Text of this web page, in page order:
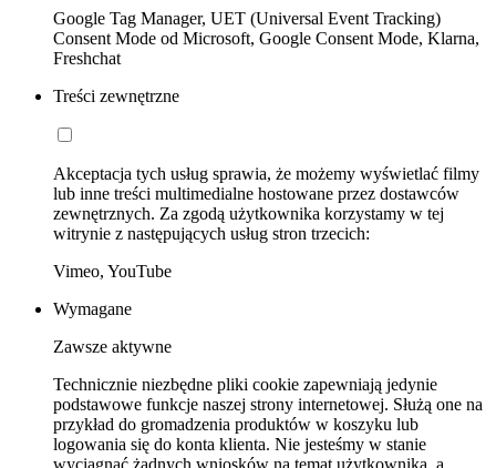
Google Tag Manager, UET (Universal Event Tracking)
Consent Mode od Microsoft, Google Consent Mode, Klarna,
Freshchat
Treści zewnętrzne
Akceptacja tych usług sprawia, że możemy wyświetlać filmy
lub inne treści multimedialne hostowane przez dostawców
zewnętrznych. Za zgodą użytkownika korzystamy w tej
witrynie z następujących usług stron trzecich:
Vimeo, YouTube
Wymagane
Zawsze aktywne
Technicznie niezbędne pliki cookie zapewniają jedynie
podstawowe funkcje naszej strony internetowej. Służą one na
przykład do gromadzenia produktów w koszyku lub
logowania się do konta klienta. Nie jesteśmy w stanie
wyciągnąć żadnych wniosków na temat użytkownika, a